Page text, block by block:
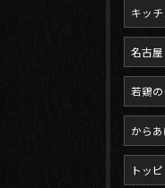
キッ
名古屋
若鶏
から
トッ